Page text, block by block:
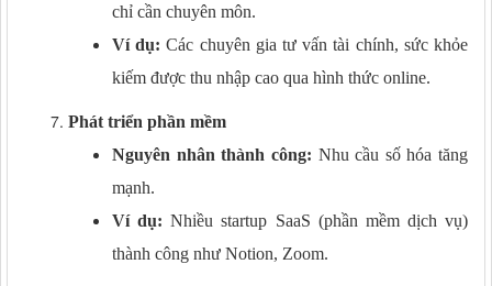
chỉ cần chuyên môn.
Ví dụ: Các chuyên gia tư vấn tài chính, sức khỏe
kiếm được thu nhập cao qua hình thức online.
Phát triển phần mềm
Nguyên nhân thành công: Nhu cầu số hóa tăng
mạnh.
Ví dụ: Nhiều startup SaaS (phần mềm dịch vụ)
thành công như Notion, Zoom.